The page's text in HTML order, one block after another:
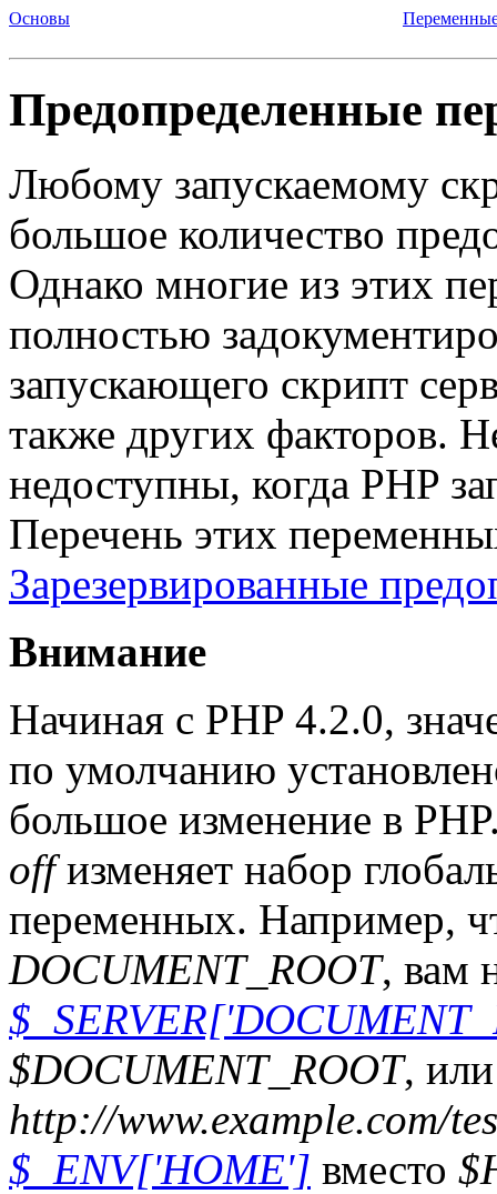
Основы
Предопределенные
Любому запускаемому
большое количество
Однако многие из этих
полностью
запускающего скрипт
также других факторов.
недоступны, когда PHP
Перечень этих
Зарезервированные
Внимание
Начиная с PHP 4.2.0,
по умолчанию
большое изменение в
offизменяет набор
переменных. Например,
DOCUMENT_ROOT, вам
$DOCUMENT_ROOT,
http://www.example.com/
$_ENV['HOME'] вместо